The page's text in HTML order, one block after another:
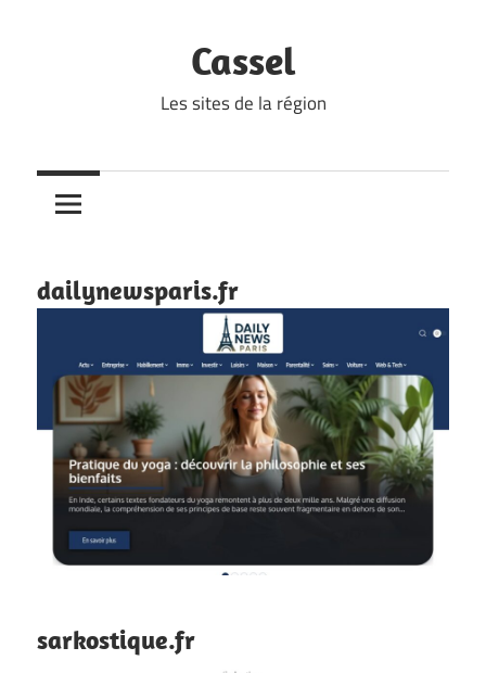
Cassel
Les sites de la région
dailynewsparis.fr
sarkostique.fr